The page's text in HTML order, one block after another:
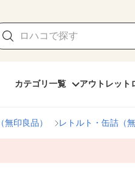
カテゴリ一覧 アウトレット
印良品） レトルト・缶詰（無